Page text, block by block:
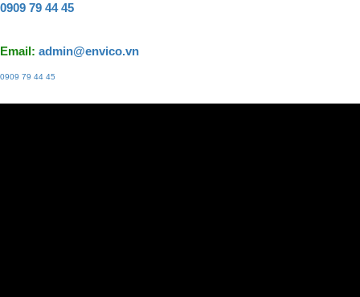
0909 79 44 45
Email: admin@envico.vn
0909 79 44 45